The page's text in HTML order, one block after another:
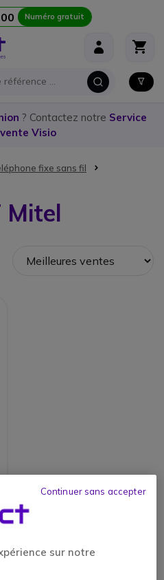
Numéro gratuit
? Contactez notre Service
Visio
fixe sans fil
Mitel
sur notre
Continuer sans accepter